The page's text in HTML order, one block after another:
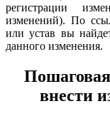
регистрации
изменений). По
или устав вы
данного изменения.
внести